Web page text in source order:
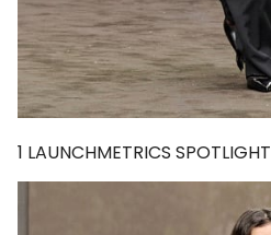
1 LAUNCHMETRICS SPOTLIGHT